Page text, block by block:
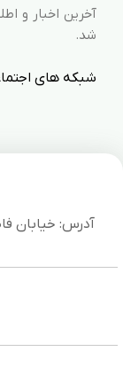
آخرین اخبار و
شد.
شبکه های
آدرس: خیابان